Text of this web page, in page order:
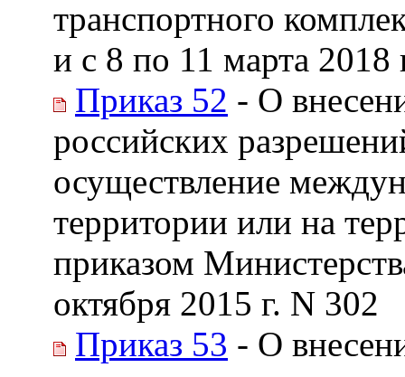
транспортного
и с 8 по 11 марта 2018
Приказ 52 - О
российских
осуществление
территории или на
приказом
октября 2015 г. N 302
Приказ 53 - О